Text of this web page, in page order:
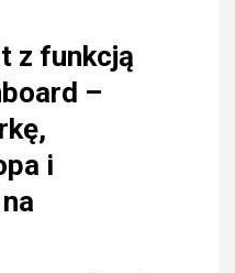
z funkcją
–
i